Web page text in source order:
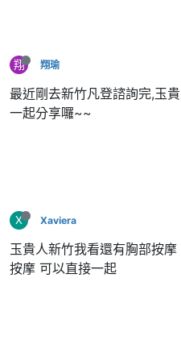
翔 翔瑜
最近剛去新竹凡登諮詢完,玉
一起分享囉~~
X Xaviera
玉貴人新竹我看還有胸部按
按摩 可以直接一起